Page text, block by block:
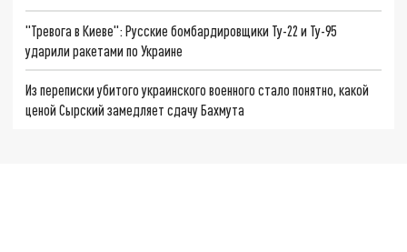
"Тревога в Киеве": Русские бомбардировщики Ту-22 и Ту-95
ударили ракетами по Украине
Из переписки убитого украинского военного стало понятно, какой
ценой Сырский замедляет сдачу Бахмута